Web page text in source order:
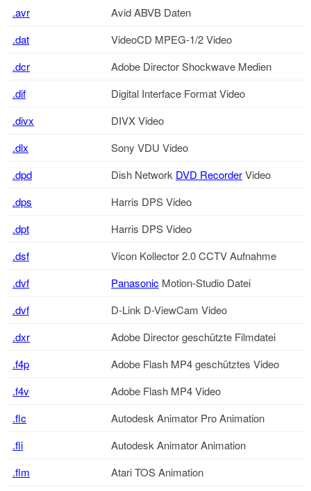
.avr
Avid ABVB Daten
.dat
VideoCD MPEG-1/2 Video
.dcr
Adobe Director Shockwave Medien
.dif
Digital Interface Format Video
.divx
DIVX Video
.dlx
Sony VDU Video
.dpd
Dish Network DVD RecorderVideo
.dps
Harris DPS Video
.dpt
Harris DPS Video
.dsf
Vicon Kollector 2.0 CCTV Aufnahme
.dvf
Panasonic Motion-Studio Datei
.dvf
D-Link D-ViewCam Video
.dxr
Adobe Director geschützte Filmdatei
.f4p
Adobe Flash MP4 geschütztes Video
.f4v
Adobe Flash MP4 Video
.flc
Autodesk Animator Pro Animation
.fli
Autodesk Animator Animation
.flm
Atari TOS Animation